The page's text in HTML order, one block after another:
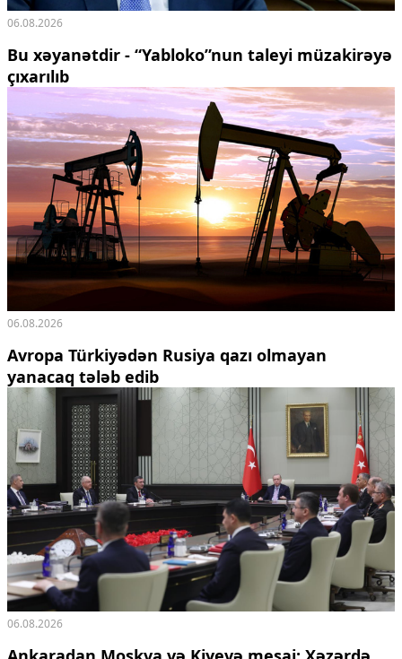
06.08.2026
Bu xəyanətdir - “Yabloko”nun taleyi müzakirəyə
çıxarılıb
06.08.2026
Avropa Türkiyədən Rusiya qazı olmayan
yanacaq tələb edib
06.08.2026